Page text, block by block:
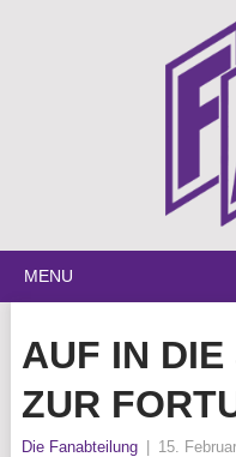
MENU
AUF IN DIE
ZUR
Die Fanabteilung 15.